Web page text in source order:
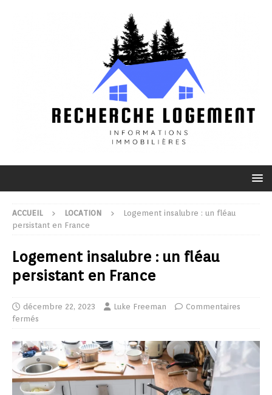
ACCUEIL LOCATION
Logement insalubre : un fléau
persistant en France
Logement insalubre : un fléau
persistant en France
décembre 22, 2023 Luke Freeman
Commentaires
fermés